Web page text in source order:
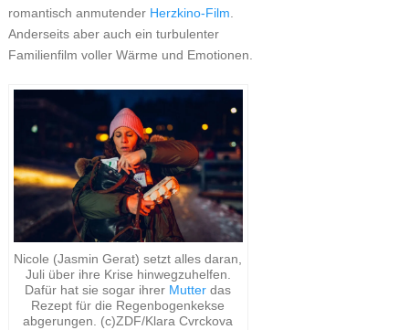
romantisch anmutender Herzkino-Film
Anderseits aber auch ein turbulenter
Familienfilm voller Wärme und Emotionen.
Nicole (Jasmin Gerat) setzt alles daran,
Juli über ihre Krise hinwegzuhelfen.
Dafür hat sie sogar ihrer Mutter das
Rezept für die Regenbogenkekse
abgerungen. (c)ZDF/Klara Cvrckova